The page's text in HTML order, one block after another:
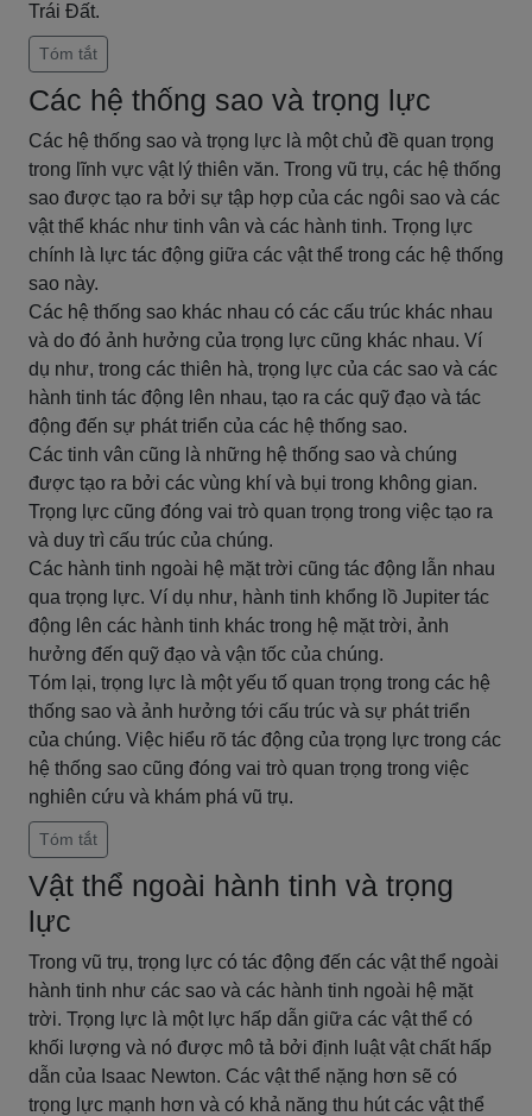
Trái Đất.
Tóm tắt
Các hệ thống sao và trọng lực
Các hệ thống sao và trọng lực là một chủ đề quan trọng
trong lĩnh vực vật lý thiên văn. Trong vũ trụ, các hệ thống
sao được tạo ra bởi sự tập hợp của các ngôi sao và các
vật thể khác như tinh vân và các hành tinh. Trọng lực
chính là lực tác động giữa các vật thể trong các hệ thống
sao này.
Các hệ thống sao khác nhau có các cấu trúc khác nhau
và do đó ảnh hưởng của trọng lực cũng khác nhau. Ví
dụ như, trong các thiên hà, trọng lực của các sao và các
hành tinh tác động lên nhau, tạo ra các quỹ đạo và tác
động đến sự phát triển của các hệ thống sao.
Các tinh vân cũng là những hệ thống sao và chúng
được tạo ra bởi các vùng khí và bụi trong không gian.
Trọng lực cũng đóng vai trò quan trọng trong việc tạo ra
và duy trì cấu trúc của chúng.
Các hành tinh ngoài hệ mặt trời cũng tác động lẫn nhau
qua trọng lực. Ví dụ như, hành tinh khổng lồ Jupiter tác
động lên các hành tinh khác trong hệ mặt trời, ảnh
hưởng đến quỹ đạo và vận tốc của chúng.
Tóm lại, trọng lực là một yếu tố quan trọng trong các hệ
thống sao và ảnh hưởng tới cấu trúc và sự phát triển
của chúng. Việc hiểu rõ tác động của trọng lực trong các
hệ thống sao cũng đóng vai trò quan trọng trong việc
nghiên cứu và khám phá vũ trụ.
Tóm tắt
Vật thể ngoài hành tinh và trọng
lực
Trong vũ trụ, trọng lực có tác động đến các vật thể ngoài
hành tinh như các sao và các hành tinh ngoài hệ mặt
trời. Trọng lực là một lực hấp dẫn giữa các vật thể có
khối lượng và nó được mô tả bởi định luật vật chất hấp
dẫn của Isaac Newton. Các vật thể nặng hơn sẽ có
trọng lực mạnh hơn và có khả năng thu hút các vật thể